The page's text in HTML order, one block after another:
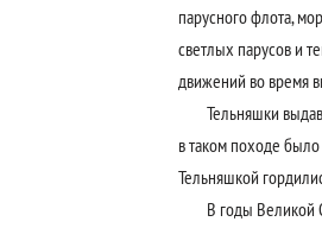
парусного флота,
светлых парусов и
движений во время
Тельняшки
в таком походе
Тельняшкой
В годы Великой